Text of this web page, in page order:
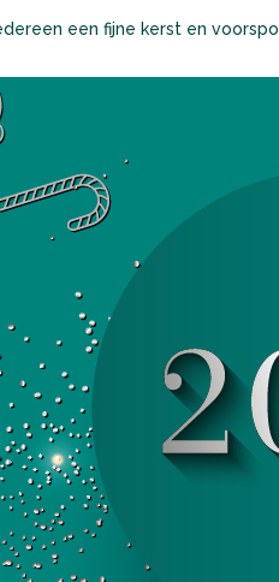
een fijne kerst en